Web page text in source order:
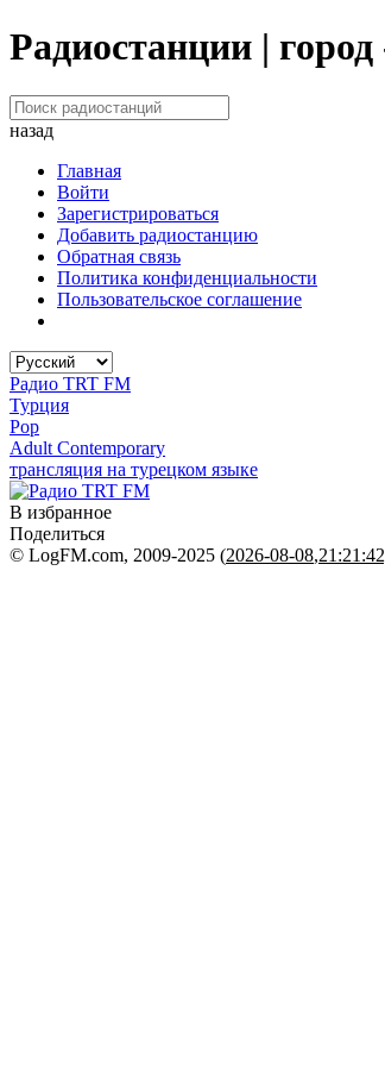
Радиостанции |
назад
Главная
Войти
Зарегистрироваться
Добавить радиостанцию
Обратная связь
Политика конфиденциальности
Пользовательское соглашение
Радио TRT FM
Турция
Pop
Adult Contemporary
трансляция на турецком языке
В избранное
Поделиться
© LogFM.com, 2009-2025 (2026-08-08,